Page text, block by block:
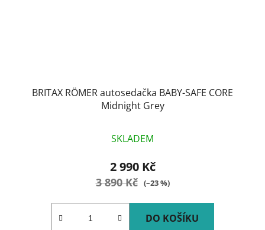
BRITAX RÖMER autosedačka BABY-SAFE CORE
Midnight Grey
SKLADEM
2 990 Kč
3 890 Kč (–23 %)
DO KOŠÍKU